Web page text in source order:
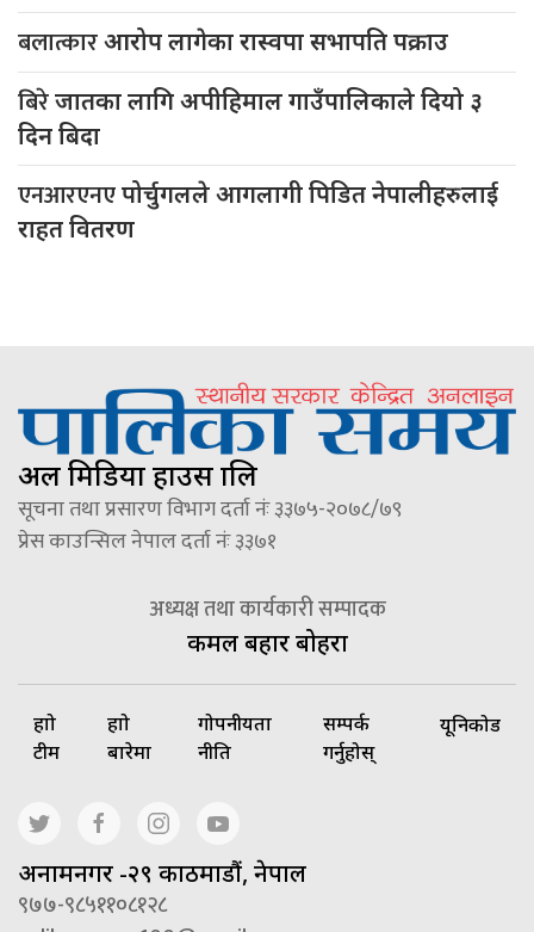
बलात्कारआरोप लागेका रास्वपा सभापति पक्राउ
बिरेजातका लागि अपीहिमाल गाउँपालिकाले दियो ३
दिन बिदा
एनआरएनएपोर्चुगलले आगलागी पिडित नेपालीहरुलाई
राहत वितरण
अल मिडिया हाउस प्रालि
सूचना तथा प्रसारण विभाग दर्ता नंः ३३७५-२०७८/७९
प्रेस काउन्सिल नेपाल दर्ता नंः ३३७१
अध्यक्ष तथा कार्यकारी सम्पादक
कमल बहादुर बोहरा
हाम्रो
टीम
हाम्रो
बारेमा
गोपनीयता
नीति
सम्पर्क
गर्नुहोस्
यूनिकोड
अनामनगर -२९ काठमाडौं, नेपाल
९७७-९८५११०८१२८